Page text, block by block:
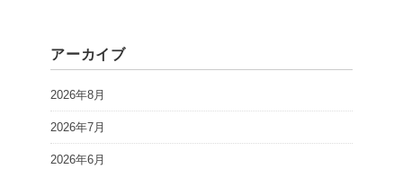
アーカイブ
2026年8月
2026年7月
2026年6月